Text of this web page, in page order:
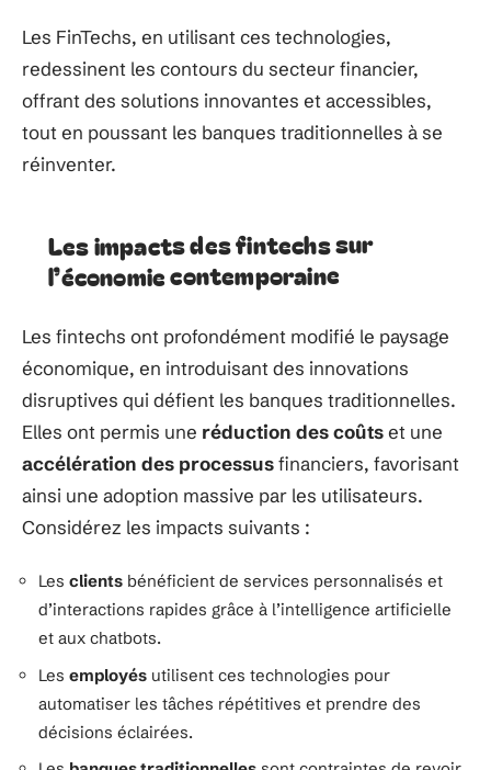
Les FinTechs, en utilisant ces technologies,
redessinent les contours du secteur financier,
offrant des solutions innovantes et accessibles,
tout en poussant les banques traditionnelles à se
réinventer.
Les impacts des fintechs sur
l’économie contemporaine
Les fintechs ont profondément modifié le paysage
économique, en introduisant des innovations
disruptives qui défient les banques traditionnelles.
Elles ont permis une réduction des coûtset une
accélération des processusfinanciers, favorisant
ainsi une adoption massive par les utilisateurs.
Considérez les impacts suivants :
Les clients bénéficient de services personnalisés et
d’interactions rapides grâce à l’intelligence artificielle
et aux chatbots.
Les employés utilisent ces technologies pour
automatiser les tâches répétitives et prendre des
décisions éclairées.